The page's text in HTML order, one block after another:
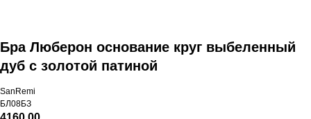
Бра Люберон основание круг выбеленный
дуб с золотой патиной
SanRemi
БЛ08БЗ